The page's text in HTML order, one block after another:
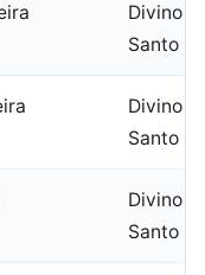
Divino
Santo
Divino
Santo
Divino
Santo